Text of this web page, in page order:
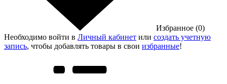
Избранное (0)
Необходимо войти в Личный кабинет или создать учетную
запись, чтобы добавлять товары в свои избранные!